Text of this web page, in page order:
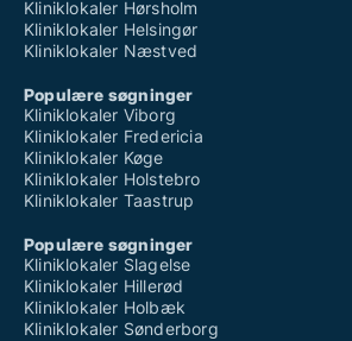
Kliniklokaler Hørsholm
Kliniklokaler Helsingør
Kliniklokaler Næstved
Populære søgninger
Kliniklokaler Viborg
Kliniklokaler Fredericia
Kliniklokaler Køge
Kliniklokaler Holstebro
Kliniklokaler Taastrup
Populære søgninger
Kliniklokaler Slagelse
Kliniklokaler Hillerød
Kliniklokaler Holbæk
Kliniklokaler Sønderborg